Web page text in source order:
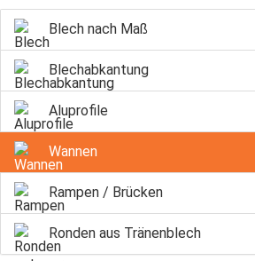
Flachprofile Rohre
Blech nach Maß
Blechabkantung
Aluprofile
Wannen
Rampen / Brücken
Ronden aus Tränenblech